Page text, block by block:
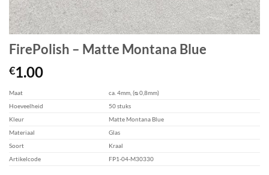
FirePolish – Matte Montana Blue
€1.00
Maat
ca. 4mm, (ᴓ 0,8mm)
Hoeveelheid
50 stuks
Kleur
Matte Montana Blue
Materiaal
Glas
Soort
Kraal
Artikelcode
FP1-04-M30330